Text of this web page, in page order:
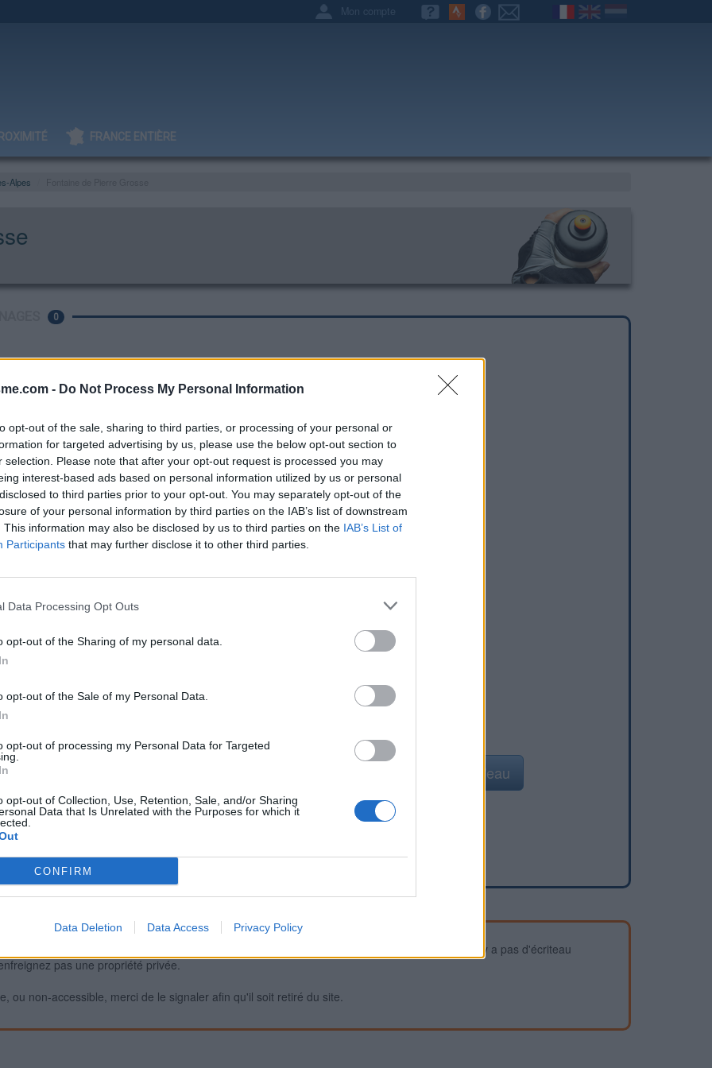
- Do Not Process My Personal Information
opt-out of the sale, sharing to third parties, or processing of your personal or
for targeted advertising by us, please use the below opt-out section to
selection. Please note that after your opt-out request is processed you may
interest-based ads based on personal information utilized by us or personal
to third parties prior to your opt-out. You may separately opt-out of the
of your personal information by third parties on the IAB’s list of downstream
This information may also be disclosed by us to third parties on the IAB’s List of
Participants that may further disclose it to other third parties.
Data Processing Opt Outs
opt-out of the Sharing of my personal data.
opt-out of the Sale of my Personal Data.
opt-out of processing my Personal Data for Targeted
opt-out of Collection, Use, Retention, Sale, and/or Sharing
Data that Is Unrelated with the Purposes for which it
CONFIRM
Data Deletion Data Access Privacy Policy
Mon compte
FRANCE ENTIÈRE
Alpes
0
Afficher la carte
Ajouter un point d'eau
ne peut pas être garantie. Avant d'utiliser un point d'eau, vous devez vous assurer qu'il n'y a pas d'écriteau
pas une propriété privée.
ou non-accessible, merci de le signaler afin qu'il soit retiré du site.